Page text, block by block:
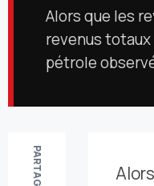
Alors que les
revenus totaux
pétrole
PARTAGER